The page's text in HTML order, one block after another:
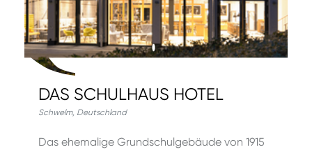
DAS SCHULHAUS HOTEL
Schwelm, Deutschland
Das ehemalige Grundschulgebäude von 1915